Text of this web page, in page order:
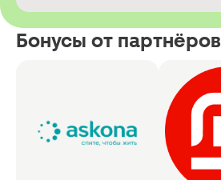
Бонусы от партнёров